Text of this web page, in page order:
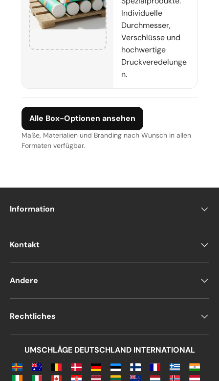
Individuelle
Durchmesser,
Verschlüsse und
hochwertige
Druckveredelunge
n.
Alle Box-Optionen ansehen
Maße, Materialien und Branding nach Wunsch in allen
Formaten verfügbar.
Information
Kontakt
Andere
Rechtliches
UMSCHLÄGE DEUTSCHLAND INTERNATIONAL